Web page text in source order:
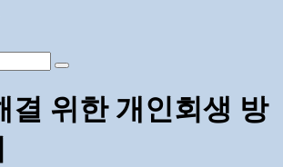
결 위한 개인회생 방